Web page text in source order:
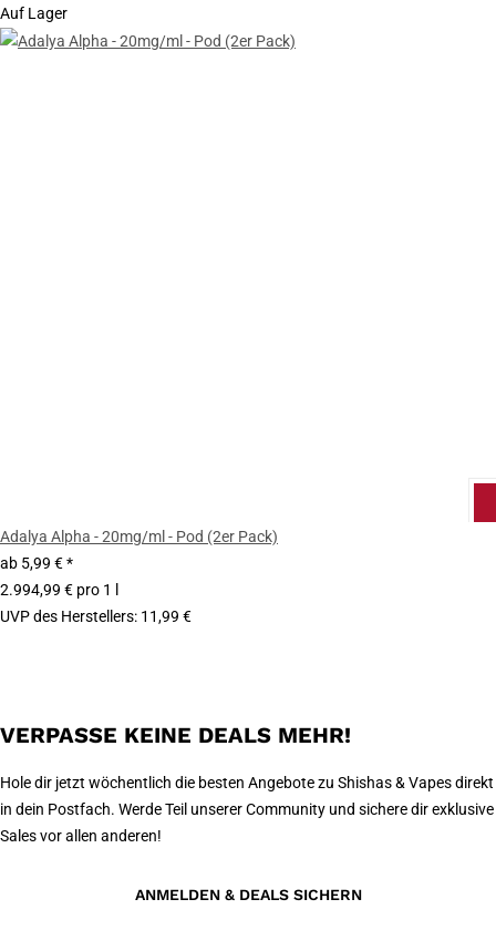
Auf Lager
Adalya Alpha - 20mg/ml - Pod (2er Pack)
ab 5,99 €*
2.994,99 € pro 1 l
UVP des Herstellers: 11,99 €
VERPASSE KEINE DEALS MEHR!
Hole dir jetzt wöchentlich die besten Angebote zu Shishas & Vapes direkt
in dein Postfach. Werde Teil unserer Community und sichere dir exklusive
Sales vor allen anderen!
ANMELDEN & DEALS SICHERN